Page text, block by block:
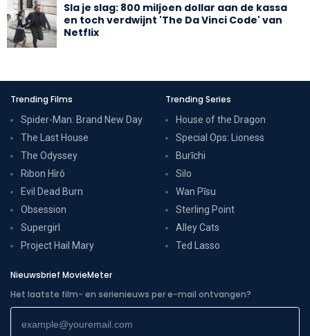
Sla je slag: 800 miljoen dollar aan de kassa
en toch verdwijnt 'The Da Vinci Code' van
Netflix
Trending Films
Spider-Man: Brand New Day
The Last House
The Odyssey
Ribon Hîrô
Evil Dead Burn
Obsession
Supergirl
Project Hail Mary
Trending Series
House of the Dragon
Special Ops: Lioness
Burīchi
Silo
Wan Pīsu
Sterling Point
Alley Cats
Ted Lasso
Nieuwsbrief MovieMeter
Het laatste film- en serienieuws per e-mail ontvangen?